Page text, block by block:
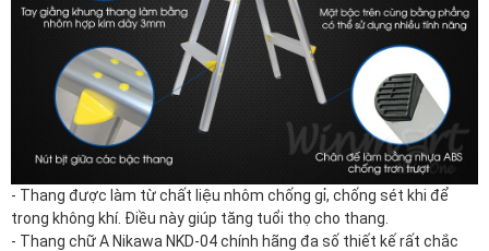
- Thang được làm từ chất liệu nhôm chống gỉ, chống sét khi để
trong không khí. Điều này giúp tăng tuổi thọ cho thang.
- Thang chữ A Nikawa NKD-04chính hãng đa số thiết kế rất chắc